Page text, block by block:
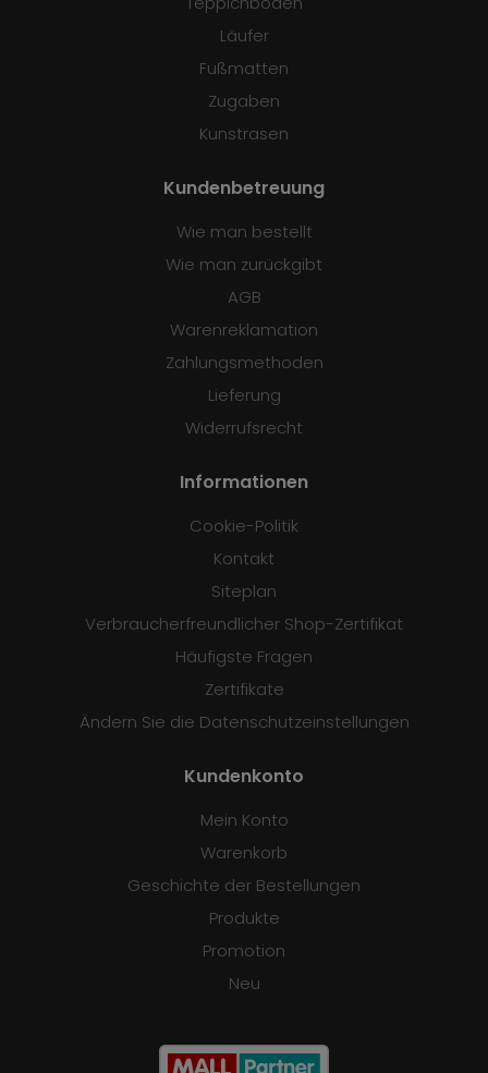
Läufer
Fußmatten
Zugaben
Kunstrasen
Kundenbetreuung
Wie man bestellt
Wie man zurückgibt
AGB
Warenreklamation
Zahlungsmethoden
Lieferung
Widerrufsrecht
Informationen
Cookie-Politik
Kontakt
Siteplan
Verbraucherfreundlicher Shop-Zertifikat
Häufigste Fragen
Zertifikate
Ändern Sie die Datenschutzeinstellungen
Kundenkonto
Mein Konto
Warenkorb
Geschichte der Bestellungen
Produkte
Promotion
Neu